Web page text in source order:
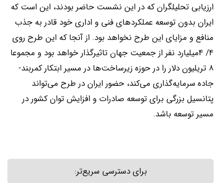
ارزیابی تحلیلگران که در این نشست حاضر بودند، این است که
ایران بدون توسعه عملکردهای فنی و اداری خود قادر به جذب
منافع و مزایای این طرح نخواهد بود. از آنجا که این طرح روی
۴/ ۴میلیارد نفر از جمعیت جهان تاثیرگذار خواهد بود و مجموعا
۸ تریلیون دلار را در حوزه زیرساخت‌‌‌ها در مسیر ابتکار کمربند-
جاده سرمایه‌گذاری می‌کند، حضور ایران در طرح می‌تواند
پتانسیل بزرگی برای توسعه صادرات و افزایش توان کشور در
مسیر توسعه باشد.
برای دسترسی سریع‌تر: